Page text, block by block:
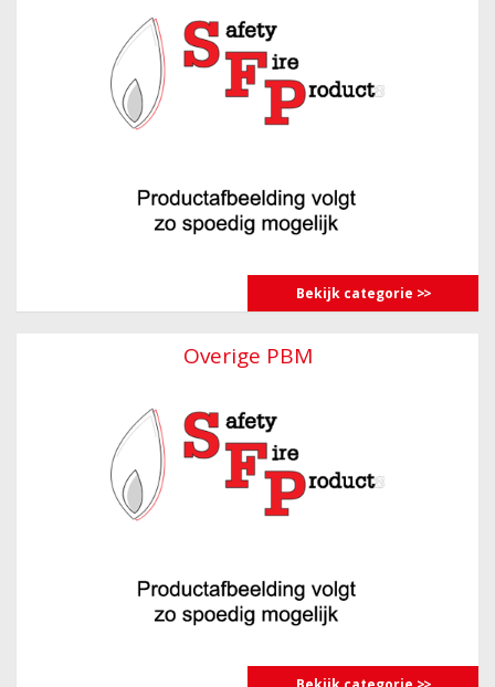
Bekijk categorie
Overige PBM